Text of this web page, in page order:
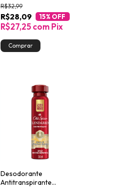
R$28,09
R$32,99
15% OFF
R$27,25com Pix
Desodorante
Antitranspirante